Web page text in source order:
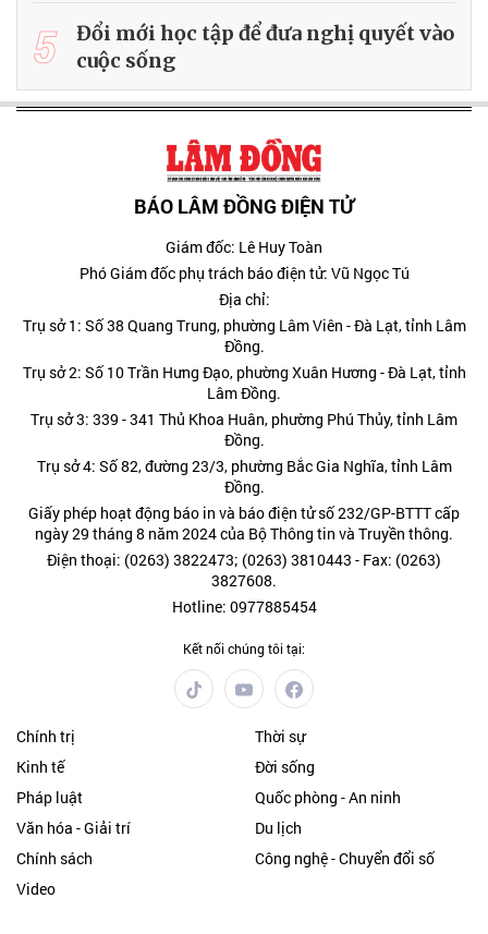
5
Đổi mới học tập để đưa nghị quyết vào
cuộc sống
BÁO LÂM ĐỒNG ĐIỆN TỬ
Giám đốc: Lê Huy Toàn
Phó Giám đốc phụ trách báo điện tử: Vũ Ngọc Tú
Địa chỉ:
Trụ sở 1: Số 38 Quang Trung, phường Lâm Viên - Đà Lạt, tỉnh Lâm
Đồng.
Trụ sở 2: Số 10 Trần Hưng Đạo, phường Xuân Hương - Đà Lạt, tỉnh
Lâm Đồng.
Trụ sở 3: 339 - 341 Thủ Khoa Huân, phường Phú Thủy, tỉnh Lâm
Đồng.
Trụ sở 4: Số 82, đường 23/3, phường Bắc Gia Nghĩa, tỉnh Lâm
Đồng.
Giấy phép hoạt động báo in và báo điện tử số 232/GP-BTTT cấp
ngày 29 tháng 8 năm 2024 của Bộ Thông tin và Truyền thông.
Điện thoại: (0263) 3822473; (0263) 3810443 - Fax: (0263)
3827608.
Hotline: 0977885454
Kết nối chúng tôi tại:
Chính trị
Thời sự
Kinh tế
Đời sống
Pháp luật
Quốc phòng - An ninh
Văn hóa - Giải trí
Du lịch
Chính sách
Công nghệ - Chuyển đổi số
Video